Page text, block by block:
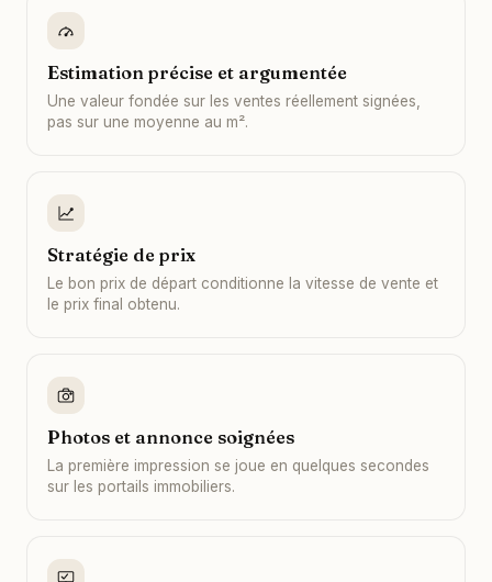
Estimation précise et argumentée
Une valeur fondée sur les ventes réellement signées,
pas sur une moyenne au m².
Stratégie de prix
Le bon prix de départ conditionne la vitesse de vente et
le prix final obtenu.
Photos et annonce soignées
La première impression se joue en quelques secondes
sur les portails immobiliers.